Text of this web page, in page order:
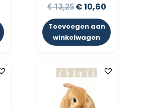
€13,25 €10,60
Toevoegen aan
winkelwagen